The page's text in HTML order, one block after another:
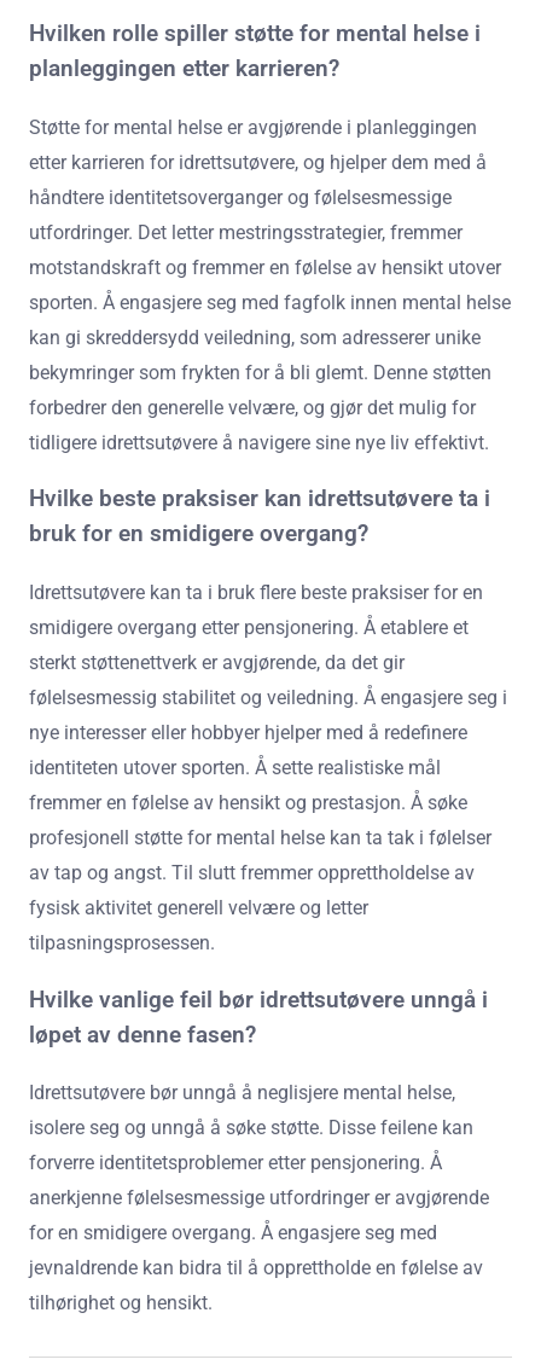
Hvilken rolle spiller støtte for mental helse i
planleggingen etter karrieren?
Støtte for mental helse er avgjørende i planleggingen
etter karrieren for idrettsutøvere, og hjelper dem med å
håndtere identitetsoverganger og følelsesmessige
utfordringer. Det letter mestringsstrategier, fremmer
motstandskraft og fremmer en følelse av hensikt utover
sporten. Å engasjere seg med fagfolk innen mental helse
kan gi skreddersydd veiledning, som adresserer unike
bekymringer som frykten for å bli glemt. Denne støtten
forbedrer den generelle velvære, og gjør det mulig for
tidligere idrettsutøvere å navigere sine nye liv effektivt.
Hvilke beste praksiser kan idrettsutøvere ta i
bruk for en smidigere overgang?
Idrettsutøvere kan ta i bruk flere beste praksiser for en
smidigere overgang etter pensjonering. Å etablere et
sterkt støttenettverk er avgjørende, da det gir
følelsesmessig stabilitet og veiledning. Å engasjere seg i
nye interesser eller hobbyer hjelper med å redefinere
identiteten utover sporten. Å sette realistiske mål
fremmer en følelse av hensikt og prestasjon. Å søke
profesjonell støtte for mental helse kan ta tak i følelser
av tap og angst. Til slutt fremmer opprettholdelse av
fysisk aktivitet generell velvære og letter
tilpasningsprosessen.
Hvilke vanlige feil bør idrettsutøvere unngå i
løpet av denne fasen?
Idrettsutøvere bør unngå å neglisjere mental helse,
isolere seg og unngå å søke støtte. Disse feilene kan
forverre identitetsproblemer etter pensjonering. Å
anerkjenne følelsesmessige utfordringer er avgjørende
for en smidigere overgang. Å engasjere seg med
jevnaldrende kan bidra til å opprettholde en følelse av
tilhørighet og hensikt.